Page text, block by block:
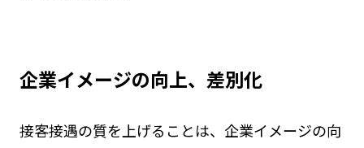
企業イメージの向上、差別化
接客接遇の質を上げることは、企業イメージの向